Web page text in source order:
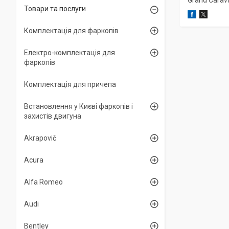
Товари та послуги
Комплектація для фаркопів
Електро-комплектація для
фаркопів
Комплектація для причепа
Встановлення у Києві фаркопів і
захистів двигуна
Akrapovič
Acura
Alfa Romeo
Audi
Bentley